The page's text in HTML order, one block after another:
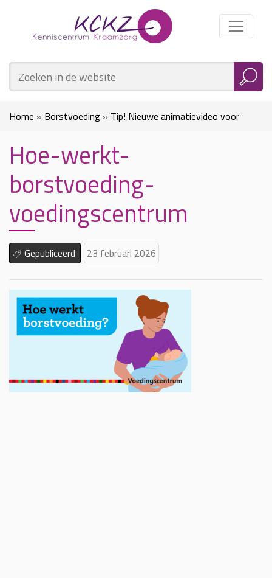
Home » Borstvoeding » Tip! Nieuwe animatievideo voor
cliënten over borstvoeding
voedingscentrum
Hoe-werkt-
borstvoeding-
voedingscentrum
Gepubliceerd 23 februari 2026